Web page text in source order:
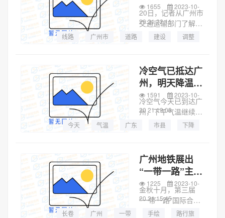
临时调整...
开通，12条公交
线路计划调整
20日，记者从广州市
交通运输部门了解
到，为配合白云站的
523、925、929、
840、807A、夜22、
夜77、夜75路...
1655
2023-10-
20 21:22:11
线路
广州市 道路 建设 调整
冷空气已抵达广
州，明天降温
4℃左右
冷空气今天已到达广
州，下午气温继续下
降，而且也仍将有小
阴雨天气，气温下降
4℃左右。昨天登陆
海南省后，今年第16
号台风“三巴”...
1591
2023-10-
20 21:19:03
今天
气温 广东 市县 下降
广州地铁展出
“一带一路”主题
国风手绘百米长
卷
金秋十月，第三届
“一带一路”国际合作
高峰论坛在北京举
1225
2023-10-
20 21:15:45
长卷
广州 一带 手绘 路行旅